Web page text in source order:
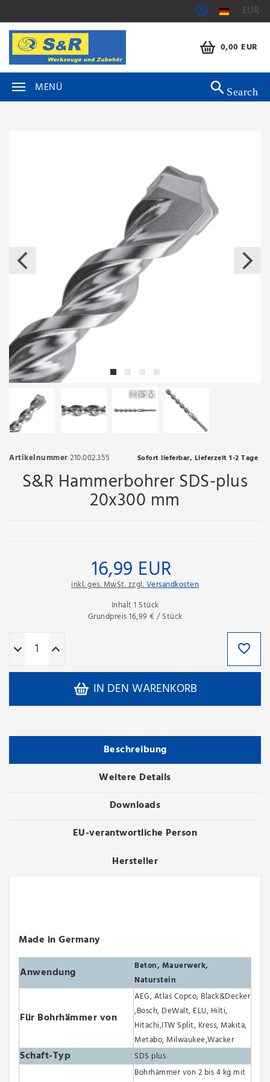
EUR
0,00 EUR
MENÜ Search
Artikelnummer210.002.355 Sofort lieferbar, Lieferzeit 1-2 Tage
S&R Hammerbohrer SDS-plus
20x300 mm
16,99 EUR
inkl. ges. MwSt. zzgl.Versandkosten
Inhalt1 Stück
Grundpreis16,99 € / Stück
IN DEN WARENKORB
Beschreibung
Weitere Details
Downloads
EU-verantwortliche Person
Hersteller
Made in Germany
Anwendung
Beton, Mauerwerk,
Naturstein
Für Bohrhämmer von
AEG, Atlas Copco, Black&Decker
,Bosch, DeWalt, ELU, Hilti,
Hitachi,ITW Split, Kress, Makita,
Metabo, Milwaukee,Wacker
Schaft-Typ SDS plus
Bohrhämmer von 2 bis 4 kg mit